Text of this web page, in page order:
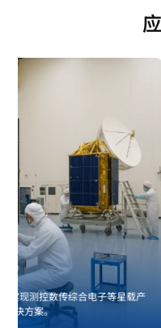
卫星地面站
提供卫星测控数传一体化地
等，支撑地面站高效运行。